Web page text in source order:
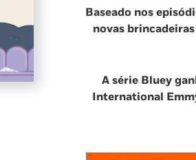
Baseado nos
novas
A série Bluey
International